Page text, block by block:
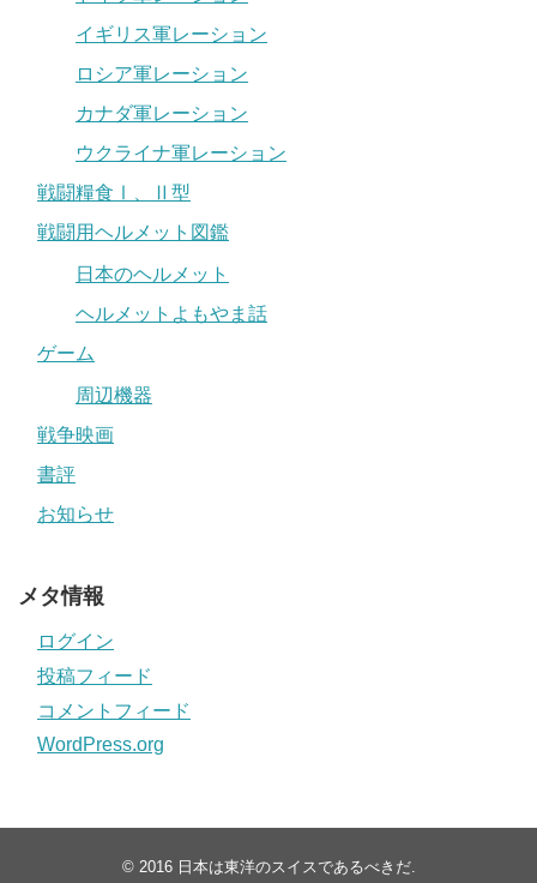
イギリス軍レーション
ロシア軍レーション
カナダ軍レーション
ウクライナ軍レーション
戦闘糧食Ⅰ、Ⅱ型
戦闘用ヘルメット図鑑
日本のヘルメット
ヘルメットよもやま話
ゲーム
周辺機器
戦争映画
書評
お知らせ
メタ情報
ログイン
投稿フィード
コメントフィード
WordPress.org
© 2016 日本は東洋のスイスであるべきだ.